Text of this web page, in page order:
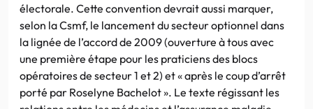
électorale. Cette convention devrait aussi marquer,
selon la Csmf, le lancement du secteur optionnel dans
la lignée de l’accord de 2009 (ouverture à tous avec
une première étape pour les praticiens des blocs
opératoires de secteur 1 et 2) et « après le coup d’arrêt
porté par Roselyne Bachelot ». Le texte régissant les